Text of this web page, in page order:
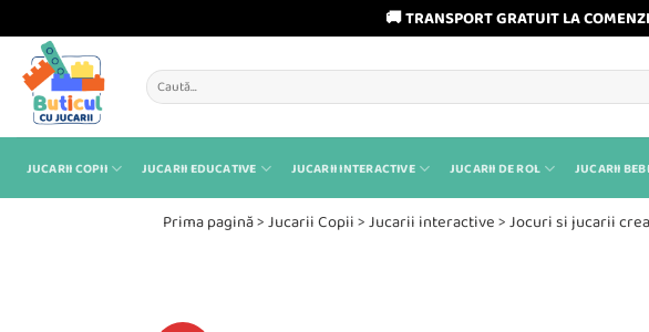
🚚 TRANSPORT GRATUIT LA
content
Caută
după:
JUCARII COPII JUCARII EDUCATIVE JUCARII INTERACTIVE JUCARII DE ROL JUCARII
Prima pagină>Jucarii Copii>Jucarii interactive>Jocuri si jucarii